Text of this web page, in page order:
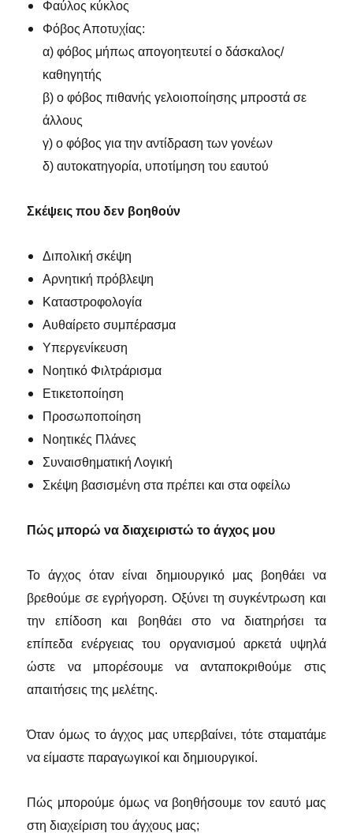
Φαύλος κύκλος
Φόβος Αποτυχίας:
α) φόβος μήπως απογοητευτεί ο δάσκαλος/
καθηγητής
β) ο φόβος πιθανής γελοιοποίησης μπροστά σε
άλλους
γ) ο φόβος για την αντίδραση των γονέων
δ) αυτοκατηγορία, υποτίμηση του εαυτού
Σκέψεις που δεν βοηθούν
Διπολική σκέψη
Αρνητική πρόβλεψη
Καταστροφολογία
Αυθαίρετο συμπέρασμα
Υπεργενίκευση
Νοητικό Φιλτράρισμα
Ετικετοποίηση
Προσωποποίηση
Νοητικές Πλάνες
Συναισθηματική Λογική
Σκέψη βασισμένη στα πρέπει και στα οφείλω
Πώς μπορώ να διαχειριστώ το άγχος μου
Το άγχος όταν είναι δημιουργικό μας βοηθάει να
βρεθούμε σε εγρήγορση. Οξύνει τη συγκέντρωση και
την επίδοση και βοηθάει στο να διατηρήσει τα
επίπεδα ενέργειας του οργανισμού αρκετά υψηλά
ώστε να μπορέσουμε να ανταποκριθούμε στις
απαιτήσεις της μελέτης.
Όταν όμως το άγχος μας υπερβαίνει, τότε σταματάμε
να είμαστε παραγωγικοί και δημιουργικοί.
Πώς μπορούμε όμως να βοηθήσουμε τον εαυτό μας
στη διαχείριση του άγχους μας;